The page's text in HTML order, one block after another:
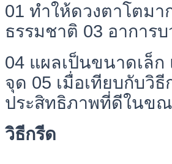
01 ทำให้ดวงตาโตม
ธรรมชาติ 03 อาการ
04 แผลเป็นขนาดเล็ก
จุด 05 เมื่อเทียบกับวิ
ประสิทธิภาพที่ดีในข
วิธีกรีด